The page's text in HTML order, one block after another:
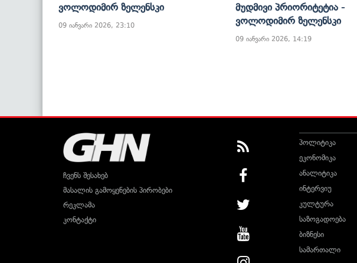
Ვოლოდიმირ Ზელენსკი
09 იანვარი 2026, 23:10
Მუდმივი Პრიორიტეტია -
Ვოლოდიმირ Ზელენსკი
09 იანვარი 2026, 14:19
ჩვენს შესახებ
მასალის გამოყენების პირობები
რეკლამა
კონტაქტი
პოლიტიკა
ეკონომიკა
ანალიტიკა
ინტერვიუ
კულტურა
საზოგადოება
ბიზნესი
სამართალი